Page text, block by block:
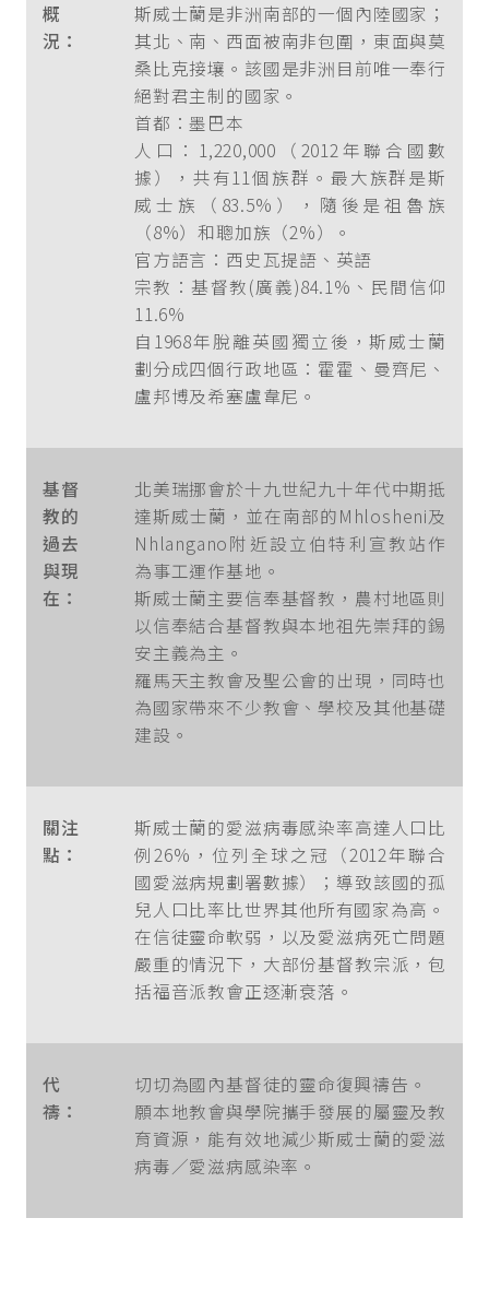
概
況：
斯威士蘭是非洲南部的一個內陸國家；
其北、南、西面被南非包圍，東面與莫
桑比克接壤。該國是非洲目前唯一奉行
絕對君主制的國家。
首都：墨巴本
人口：1,220,000（2012年聯合國數
據），共有11個族群。最大族群是斯
威士族（83.5%），隨後是祖魯族
（8%）和聰加族（2%）。
官方語言：西史瓦提語、英語
宗教：基督教(廣義)84.1%、民間信仰
11.6%
自1968年脫離英國獨立後，斯威士蘭
劃分成四個行政地區：霍霍、曼齊尼、
盧邦博及希塞盧韋尼。
基督
教的
過去
與現
在：
北美瑞挪會於十九世紀九十年代中期抵
達斯威士蘭，並在南部的Mhlosheni及
Nhlangano附近設立伯特利宣教站作
為事工運作基地。
斯威士蘭主要信奉基督教，農村地區則
以信奉結合基督教與本地祖先崇拜的錫
安主義為主。
羅馬天主教會及聖公會的出現，同時也
為國家帶來不少教會、學校及其他基礎
建設。
關注
點：
斯威士蘭的愛滋病毒感染率高達人口比
例26%，位列全球之冠（2012年聯合
國愛滋病規劃署數據）；導致該國的孤
兒人口比率比世界其他所有國家為高。
在信徒靈命軟弱，以及愛滋病死亡問題
嚴重的情況下，大部份基督教宗派，包
括福音派教會正逐漸衰落。
代
禱：
切切為國內基督徒的靈命復興禱告。
願本地教會與學院攜手發展的屬靈及教
育資源，能有效地減少斯威士蘭的愛滋
病毒／愛滋病感染率。